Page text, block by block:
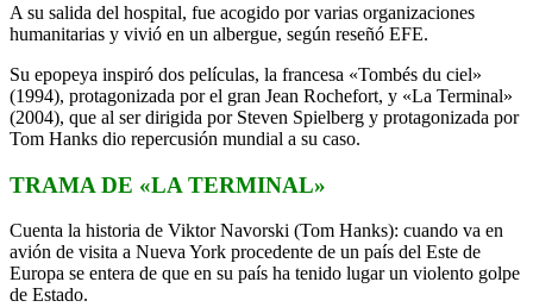
A su salida del hospital, fue acogido por varias organizaciones
humanitarias y vivió en un albergue, según reseñó EFE.
Su epopeya inspiró dos películas, la francesa «Tombés du ciel»
(1994), protagonizada por el gran Jean Rochefort, y «La Terminal»
(2004), que al ser dirigida por Steven Spielberg y protagonizada por
Tom Hanks dio repercusión mundial a su caso.
TRAMA DE «LA TERMINAL»
Cuenta la historia de Viktor Navorski (Tom Hanks): cuando va en
avión de visita a Nueva York procedente de un país del Este de
Europa se entera de que en su país ha tenido lugar un violento golpe
de Estado.